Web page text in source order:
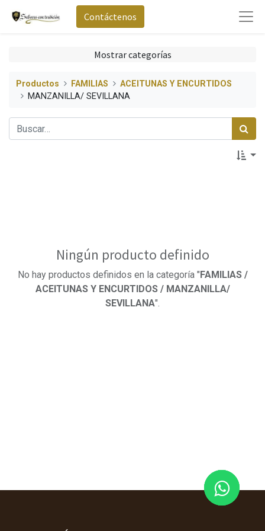
Contáctenos
Mostrar categorías
Productos FAMILIAS
ACEITUNAS Y ENCURTIDOS
MANZANILLA/ SEVILLANA
Ningún producto definido
No hay productos definidos en la categoría " FAMILIAS /
ACEITUNAS Y ENCURTIDOS / MANZANILLA/
SEVILLANA".